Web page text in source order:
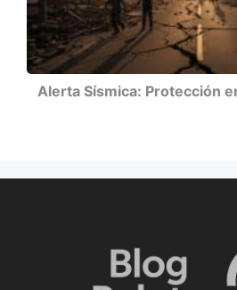
Alerta Sísmica: Protección